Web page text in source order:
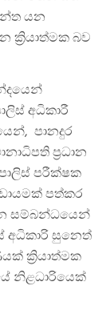
යන
ක්‍රියාත්මක බව
අධිකාරී
පානදුර
ප්‍රධාන
පරීක්ෂක
පත්කර
සම්බන්ධයෙන්
සුනෙත්
ක්‍රියාත්මක
නිළධාරියෙක්